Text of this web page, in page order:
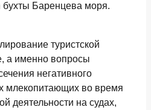
бухты Баренцева моря.
туристской
а именно вопросы
негативного
млекопитающих во время
деятельности на судах,